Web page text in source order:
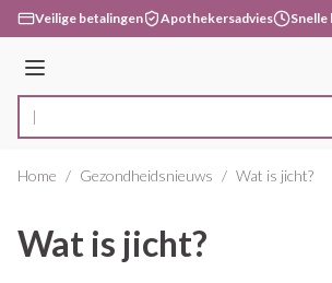
Ga naar de inhoud
Veilige betalingen Apothekersadvies Snelle
Menu
Product, merk, categorie...
Home / Gezondheidsnieuws / Wat is jicht?
Wat is jicht?